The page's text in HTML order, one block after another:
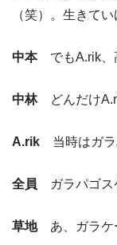
（笑）。生きてい
中本でもA.rik、
中林どんだけ
A.rik 当時はガラ
全員 ガラパゴス
草地あ、ガラケ